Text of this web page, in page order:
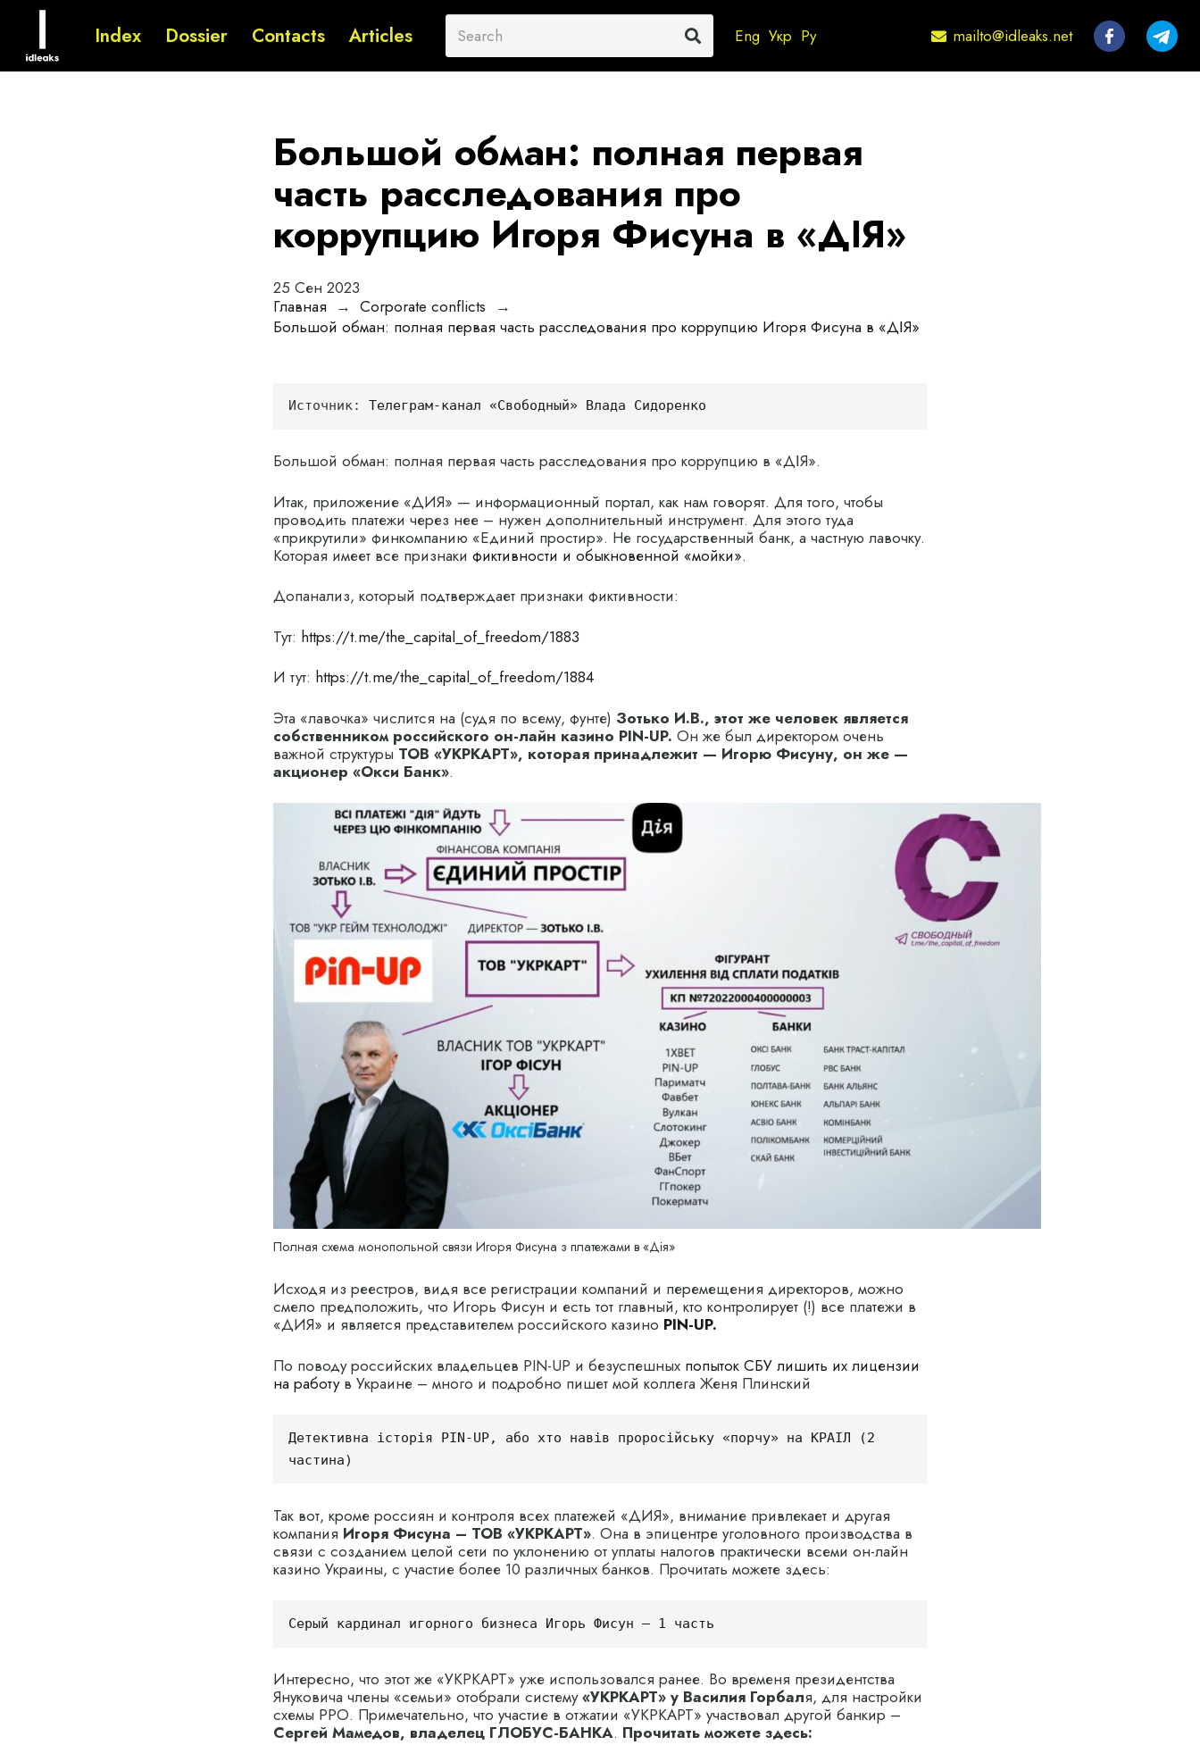
Index Dossier Contacts Articles Eng Укр Ру mailto@idleaks.net
Большой обман: полная первая
часть расследования про
коррупцию Игоря Фисуна в «ДІЯ»
25 Сен 2023
Главная → Corporate conflicts
→
Большой обман: полная первая часть расследования про коррупцию Игоря Фисуна в «ДІЯ»
Источник: Телеграм-канал «Свободный» Влада Сидоренко
Большой обман: полная первая часть расследования про коррупцию в «ДІЯ».
Итак, приложение «ДИЯ» — информационный портал, как нам говорят. Для того, чтобы
проводить платежи через нее – нужен дополнительный инструмент. Для этого туда
«прикрутили» финкомпанию «Единий простир». Не государственный банк, а частную лавочку.
Которая имеет все признаки фиктивности и обыкновенной «мойки».
Допанализ, который подтверждает признаки фиктивности:
Тут: https://t.me/the_capital_of_freedom/1883
И тут: https://t.me/the_capital_of_freedom/1884
Эта «лавочка» числится на (судя по всему, фунте) Зотько И.В., этот же человек является
собственником российского он-лайн казино PIN-UP. Он же был директором очень
важной структуры ТОВ «УКРКАРТ», которая принадлежит — Игорю Фисуну, он же —
акционер «Окси Банк».
Полная схема монопольной связи Игоря Фисуна з платежами в «Дія»
Исходя из реестров, видя все регистрации компаний и перемещения директоров, можно
смело предположить, что Игорь Фисун и есть тот главный, кто контролирует (!) все платежи в
«ДИЯ» и является представителем российского казино PIN-UP.
По поводу российских владельцев PIN-UP и безуспешных попыток СБУ лишить их лицензии
на работув Украине – много и подробно пишет мой коллега Женя Плинский
Детективна історія PIN-UP, або хто навів проросійську «порчу» на КРАІЛ (2
частина)
Так вот, кроме россиян и контроля всех платежей «ДИЯ», внимание привлекает и другая
компания Игоря Фисуна – ТОВ «УКРКАРТ». Она в эпицентре уголовного производства в
связи с созданием целой сети по уклонению от уплаты налогов практически всеми он-лайн
казино Украины, с участие более 10 различных банков. Прочитать можете здесь:
Серый кардинал игорного бизнеса Игорь Фисун — 1 часть
Интересно, что этот же «УКРКАРТ» уже использовался ранее. Во временя президентства
Януковича члены «семьи» отобрали систему«УКРКАРТ» у Василия Горбаля, для настройки
схемы РРО. Примечательно, что участие в отжатии «УКРКАРТ» участвовал другой банкир –
Сергей Мамедов, владелец ГЛОБУС-БАНКА. Прочитать можете здесь: